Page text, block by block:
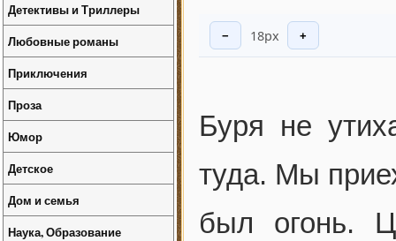
− 18px +
Буря не
туда. Мы
был огонь.
Детективы и Триллеры
Любовные романы
Приключения
Проза
Юмор
Детское
Дом и семья
Наука, Образование